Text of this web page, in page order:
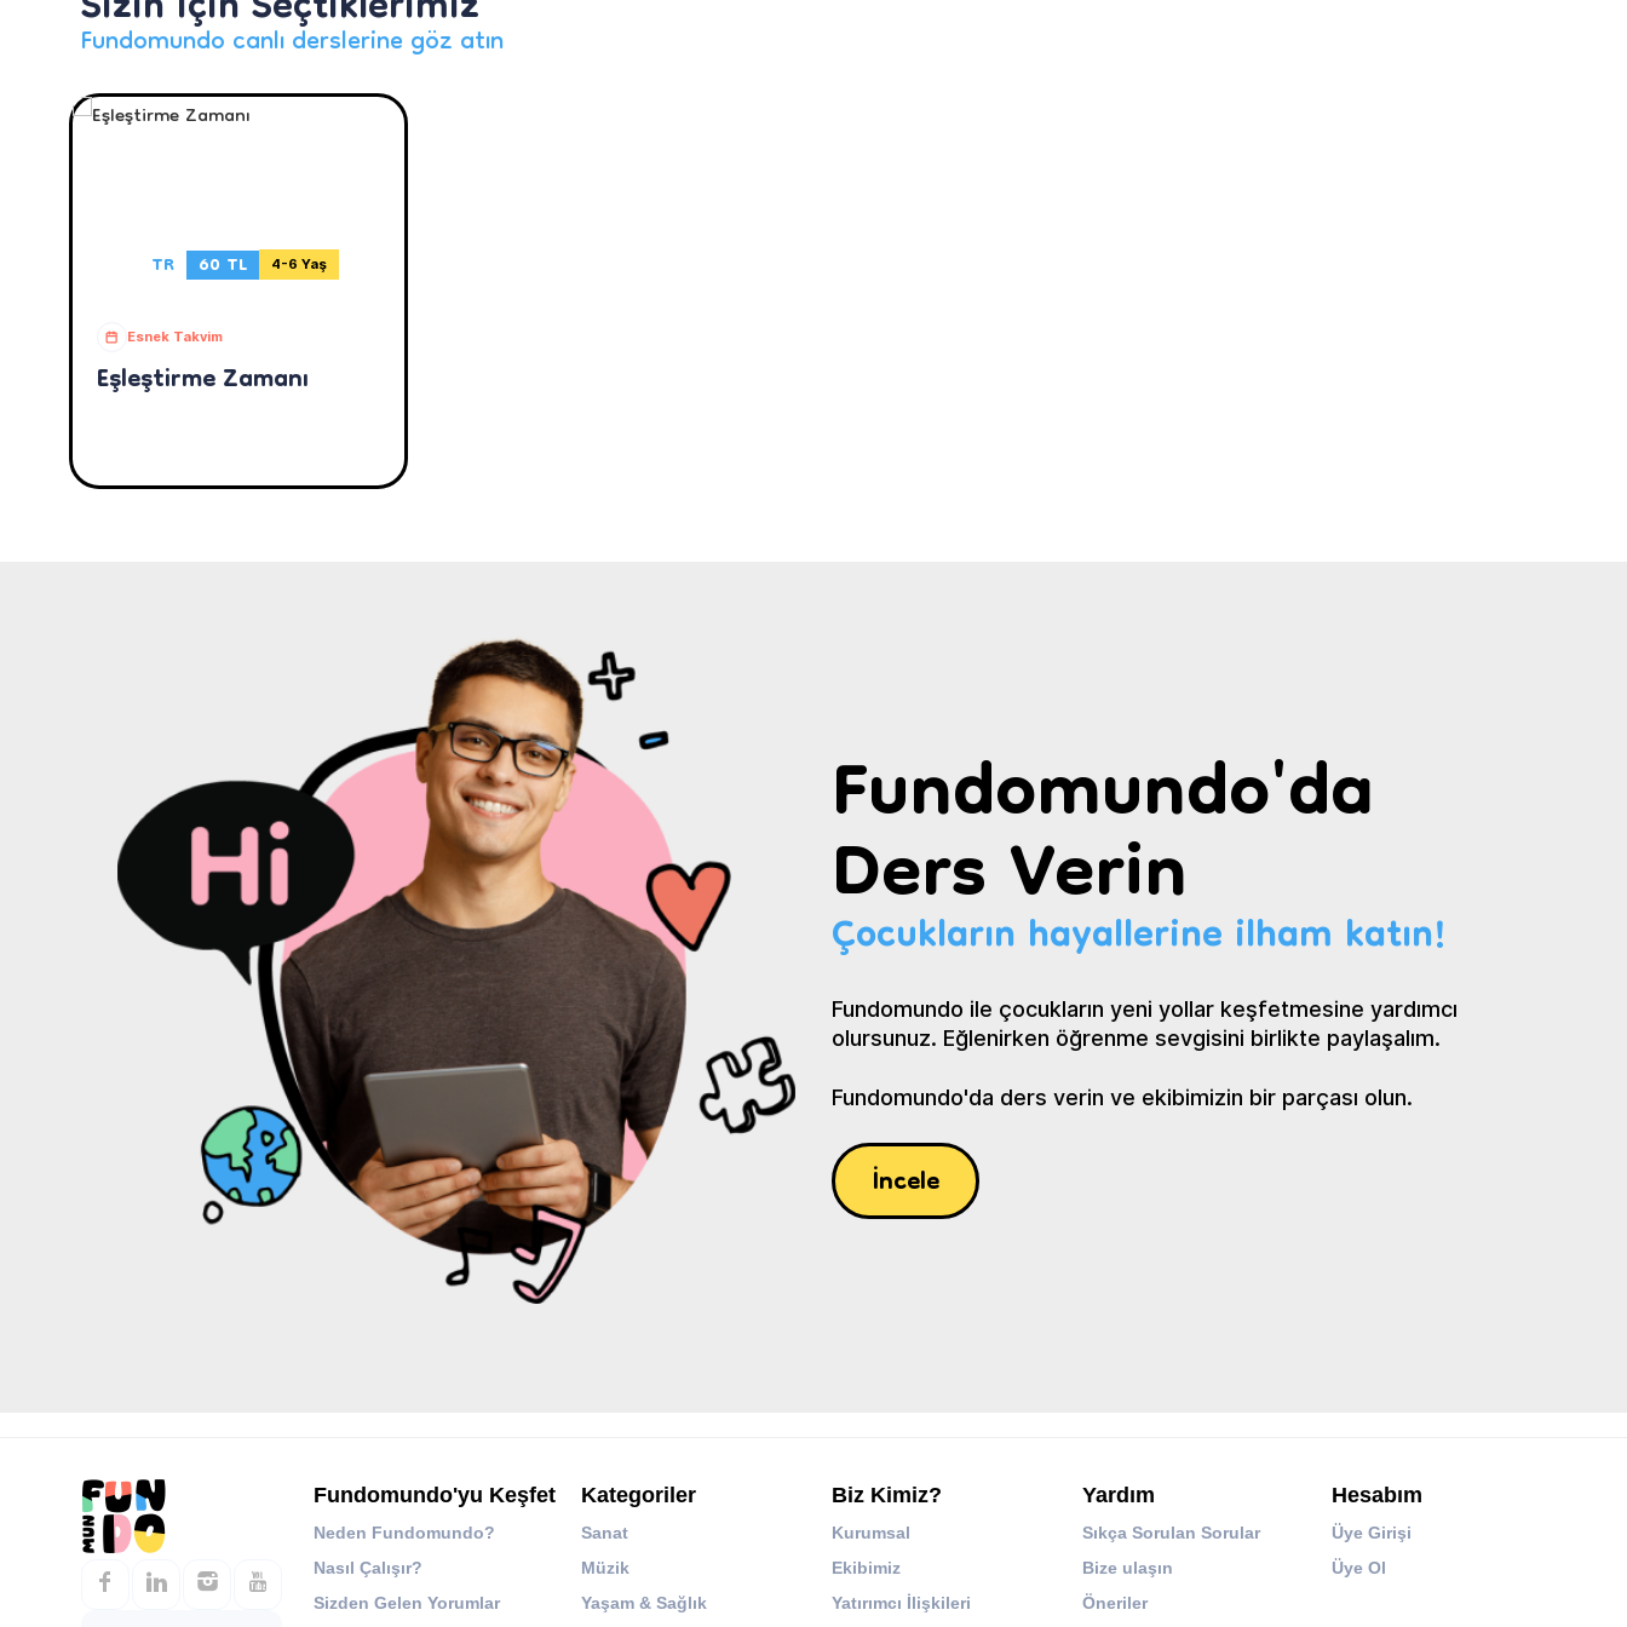
Fundomundo canlı derslerine göz atın
TR 60 TL 4-6 Yaş
Esnek Takvim
Eşleştirme Zamanı
Fundomundo'da
Ders Verin
Çocukların hayallerine ilham katın!
Fundomundo ile çocukların yeni yollar keşfetmesine yardımcı
olursunuz. Eğlenirken öğrenme sevgisini birlikte paylaşalım.
Fundomundo'da ders verin ve ekibimizin bir parçası olun.
İncele
Fundomundo'yu Keşfet
Neden Fundomundo?
Nasıl Çalışır?
Sizden Gelen Yorumlar
Kategoriler
Sanat
Müzik
Yaşam & Sağlık
Biz Kimiz?
Kurumsal
Ekibimiz
Yatırımcı İlişkileri
Yardım
Sıkça Sorulan Sorular
Bize ulaşın
Öneriler
Hesabım
Üye Girişi
Üye Ol